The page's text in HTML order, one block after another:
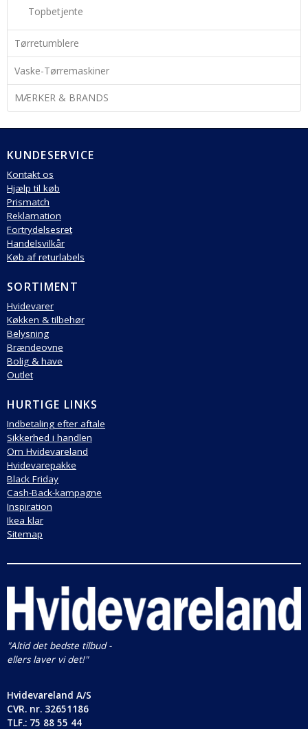
Topbetjente
Tørretumblere
Vaske-Tørremaskiner
MÆRKER & BRANDS
KUNDESERVICE
Kontakt os
Hjælp til køb
Prismatch
Reklamation
Fortrydelsesret
Handelsvilkår
Køb af returlabels
SORTIMENT
Hvidevarer
Køkken & tilbehør
Belysning
Brændeovne
Bolig & have
Outlet
HURTIGE LINKS
Indbetaling efter aftale
Sikkerhed i handlen
Om Hvidevareland
Hvidevarepakke
Black Friday
Cash-Back-kampagne
Inspiration
Ikea klar
Sitemap
"Altid det bedste tilbud -
ellers laver vi det!"
Hvidevareland A/S
CVR. nr. 32651186
TLF.: 75 88 55 44